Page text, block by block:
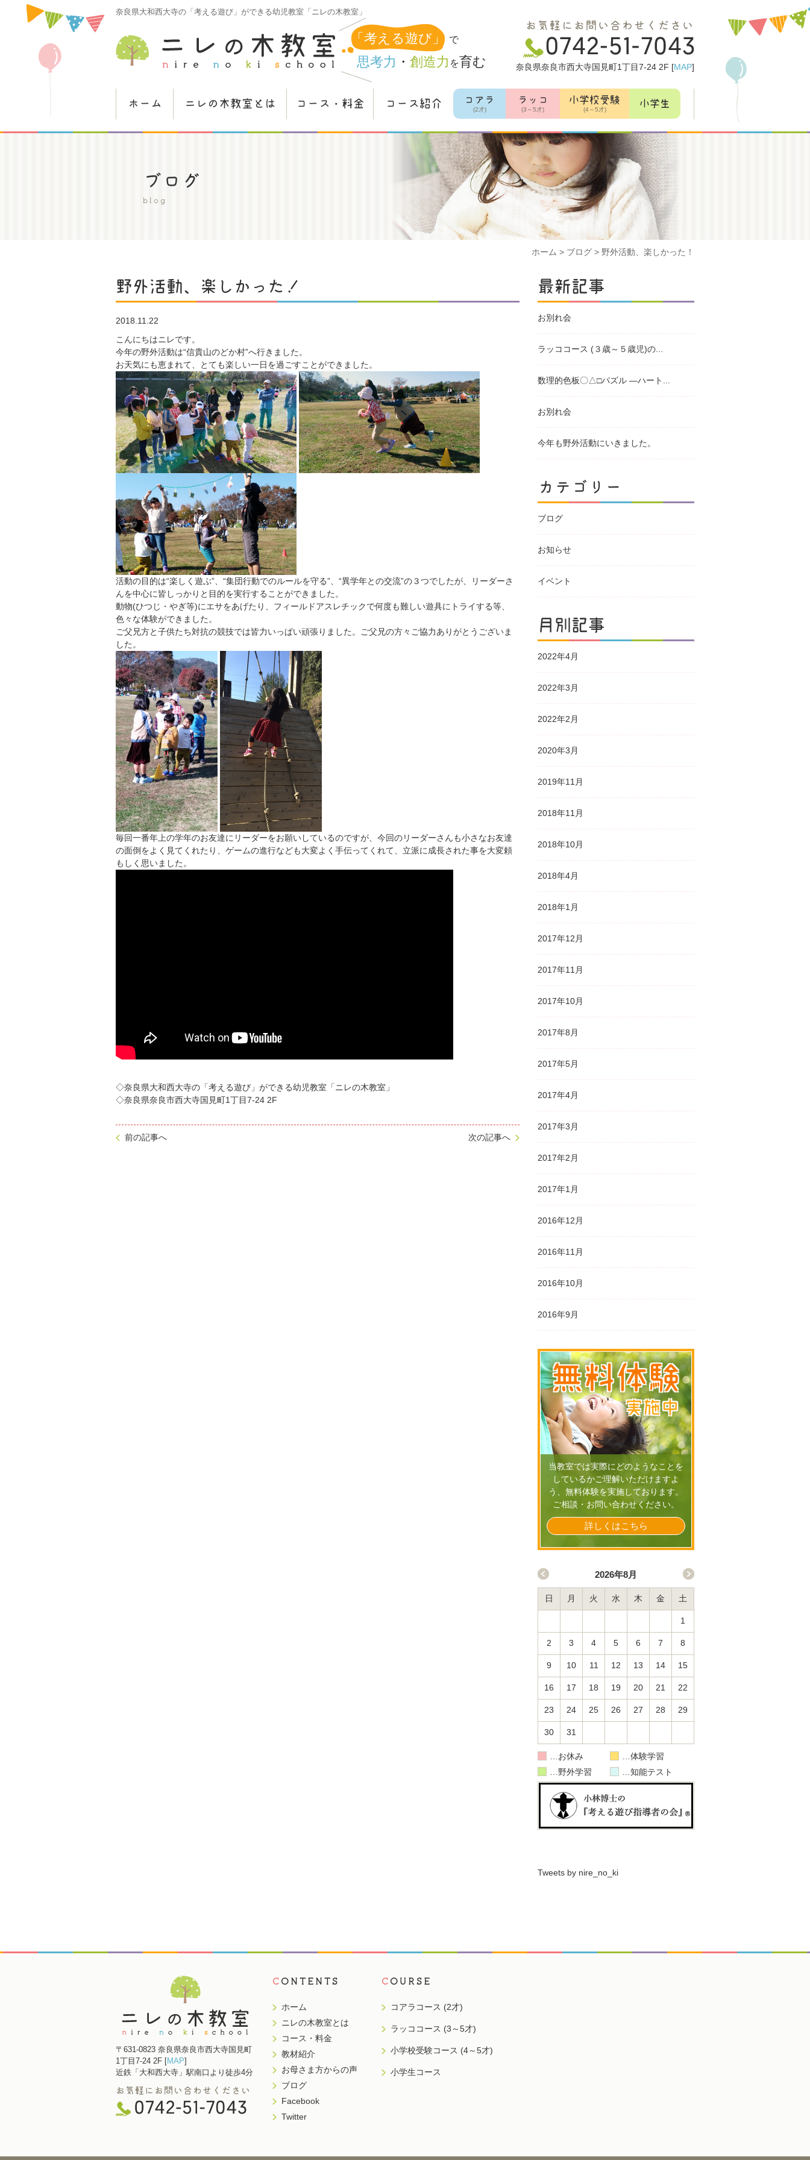
奈良県大和西大寺の「考える遊び」ができる幼児教室「ニレの木教室」
「考える遊び」 で
思考力 ・ 創造力 を育む
お気軽にお問い合わせください
奈良県奈良市西大寺国見町1丁目7-24 2F [MAP]
ホーム ニレの木教室とは コース・料金 コース紹介 コアラ
(2才)
ラッコ
(3～5才)
小学校受験
(4～5才)
小学生
ブログ
blog
ホーム > ブログ > 野外活動、楽しかった！
野外活動、楽しかった！
2018.11.22
こんにちはニレです。
今年の野外活動は“信貴山のどか村”へ行きました。
お天気にも恵まれて、とても楽しい一日を過ごすことができました。
活動の目的は“楽しく遊ぶ”、“集団行動でのルールを守る”、“異学年との交流”の３つでしたが、リーダーさ
んを中心に皆しっかりと目的を実行することができました。
動物(ひつじ・やぎ等)にエサをあげたり、フィールドアスレチックで何度も難しい遊具にトライする等、
色々な体験ができました。
ご父兄方と子供たち対抗の競技では皆力いっぱい頑張りました。ご父兄の方々ご協力ありがとうございま
した。
毎回一番年上の学年のお友達にリーダーをお願いしているのですが、今回のリーダーさんも小さなお友達
の面倒をよく見てくれたり、ゲームの進行なども大変よく手伝ってくれて、立派に成長された事を大変頼
もしく思いました。
◇奈良県大和西大寺の「考える遊び」ができる幼児教室「ニレの木教室」
◇奈良県奈良市西大寺国見町1丁目7-24 2F
前の記事へ 次の記事へ
最新記事
お別れ会
ラッココース (３歳～５歳児)の...
数理的色板〇△□パズル ―ハート...
お別れ会
今年も野外活動にいきました。
カテゴリー
ブログ
お知らせ
イベント
月別記事
2022年4月
2022年3月
2022年2月
2020年3月
2019年11月
2018年11月
2018年10月
2018年4月
2018年1月
2017年12月
2017年11月
2017年10月
2017年8月
2017年5月
2017年4月
2017年3月
2017年2月
2017年1月
2016年12月
2016年11月
2016年10月
2016年9月
無料体験
実施中
当教室では実際にどのようなことを
しているかご理解いただけますよ
う、無料体験を実施しております。
ご相談・お問い合わせください。
詳しくはこちら
2026年8月
日 月 火 水 木 金 土
1
2 3 4 5 6 7 8
9 10 11 12 13 14 15
16 17 18 19 20 21 22
23 24 25 26 27 28 29
30 31
お休み
体験学習
野外学習
知能テスト
Tweets by nire_no_ki
〒631-0823 奈良県奈良市西大寺国見町
1丁目7-24 2F [MAP]
近鉄「大和西大寺」駅南口より徒歩4分
お気軽にお問い合わせください
C ONTENTS
ホーム
ニレの木教室とは
コース・料金
教材紹介
お母さま方からの声
ブログ
Facebook
Twitter
C OURSE
コアラコース (2才)
ラッココース (3～5才)
小学校受験コース (4～5才)
小学生コース